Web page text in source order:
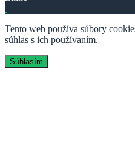
Tento web používa súbory
súhlas s ich používaním.
Súhlasím